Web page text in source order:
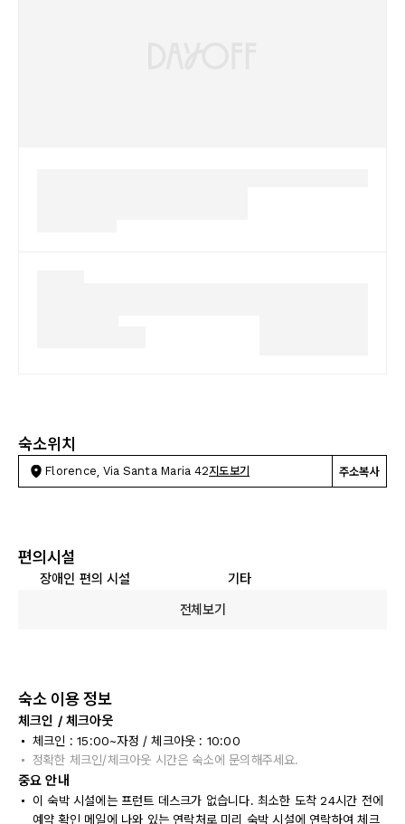
숙소위치
Florence, Via Santa Maria 42지도보기 주소복사
편의시설
장애인 편의 시설
기타
전체보기
숙소 이용 정보
체크인 / 체크아웃
체크인 : 15:00~자정 / 체크아웃 : 10:00
정확한 체크인/체크아웃 시간은 숙소에 문의해주세요.
중요 안내
이 숙박 시설에는 프런트 데스크가 없습니다. 최소한 도착 24시간 전에
예약 확인 메일에 나와 있는 연락처로 미리 숙박 시설에 연락하여 체크